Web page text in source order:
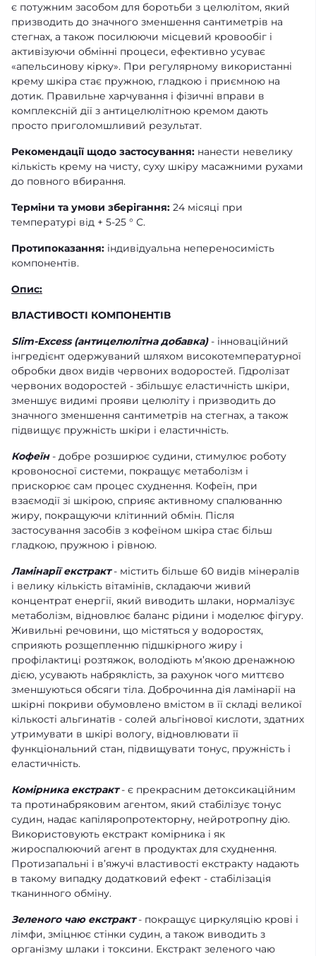
є потужним засобом для боротьби з целюлітом, який
призводить до значного зменшення сантиметрів на
стегнах, а також посилюючи місцевий кровообіг і
активізуючи обмінні процеси, ефективно усуває
«апельсинову кірку». При регулярному використанні
крему шкіра стає пружною, гладкою і приємною на
дотик. Правильне харчування і фізичні вправи в
комплексній дії з антицелюлітною кремом дають
просто приголомшливий результат.
Рекомендації щодо застосування: нанести невелику
кількість крему на чисту, суху шкіру масажними рухами
до повного вбирання.
Терміни та умови зберігання: 24 місяці при
температурі від + 5-25 ° С.
Протипоказання: індивідуальна непереносимість
компонентів.
Опис:
ВЛАСТИВОСТІ КОМПОНЕНТІВ
Slim-Excess (антицелюлітна добавка) - інноваційний
інгредієнт одержуваний шляхом високотемпературної
обробки двох видів червоних водоростей. Гідролізат
червоних водоростей - збільшує еластичність шкіри,
зменшує видимі прояви целюліту і призводить до
значного зменшення сантиметрів на стегнах, а також
підвищує пружність шкіри і еластичність.
Кофеїн - добре розширює судини, стимулює роботу
кровоносної системи, покращує метаболізм і
прискорює сам процес схуднення. Кофеїн, при
взаємодії зі шкірою, сприяє активному спалюванню
жиру, покращуючи клітинний обмін. Після
застосування засобів з кофеїном шкіра стає більш
гладкою, пружною і рівною.
Ламінарії екстракт- містить більше 60 видів мінералів
і велику кількість вітамінів, складаючи живий
концентрат енергії, який виводить шлаки, нормалізує
метаболізм, відновлює баланс рідини і моделює фігуру.
Живильні речовини, що містяться у водоростях,
сприяють розщепленню підшкірного жиру і
профілактиці розтяжок, володіють м’якою дренажною
дією, усувають набряклість, за рахунок чого миттєво
зменшуються обсяги тіла. Доброчинна дія ламінарії на
шкірні покриви обумовлено вмістом в її складі великої
кількості альгинатів - солей альгінової кислоти, здатних
утримувати в шкірі вологу, відновлювати її
функціональний стан, підвищувати тонус, пружність і
еластичність.
Комірника екстракт- є прекрасним детоксикаційним
та протинабряковим агентом, який стабілізує тонус
судин, надає капіляропротекторну, нейротропну дію.
Використовують екстракт комірника і як
жироспалюючий агент в продуктах для схуднення.
Протизапальні і в’яжучі властивості екстракту надають
в такому випадку додатковий ефект - стабілізація
тканинного обміну.
Зеленого чаю екстракт- покращує циркуляцію крові і
лімфи, зміцнює стінки судин, а також виводить з
організму шлаки і токсини. Екстракт зеленого чаю